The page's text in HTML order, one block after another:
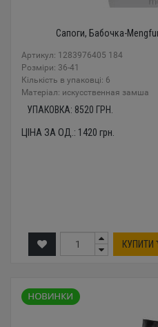
Сапоги, Бабочка-
Артикул: 1283976405 184
Розміри: 36-41
Кількість в упаковці: 6
Mатеріал: искусственная замша
УПАКОВКА: 8520 ГРН.
ЦІНА ЗА ОД.: 1420 грн.
КУПИТИ